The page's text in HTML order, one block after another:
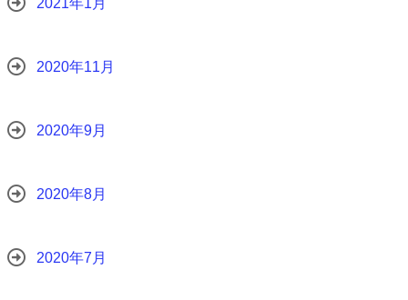
2020年11月
2020年9月
2020年8月
2020年7月